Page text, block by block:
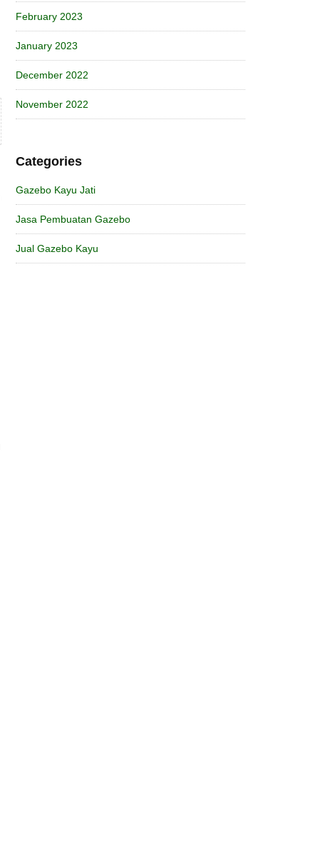
February 2023
January 2023
December 2022
November 2022
Categories
Gazebo Kayu Jati
Jasa Pembuatan Gazebo
Jual Gazebo Kayu